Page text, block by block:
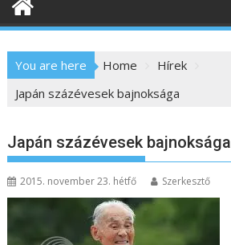
e
You are here Home
Hírek
Japán százévesek bajnoksága
Japán százévesek bajnoksága
2015. november 23. hétfő Szerkesztő